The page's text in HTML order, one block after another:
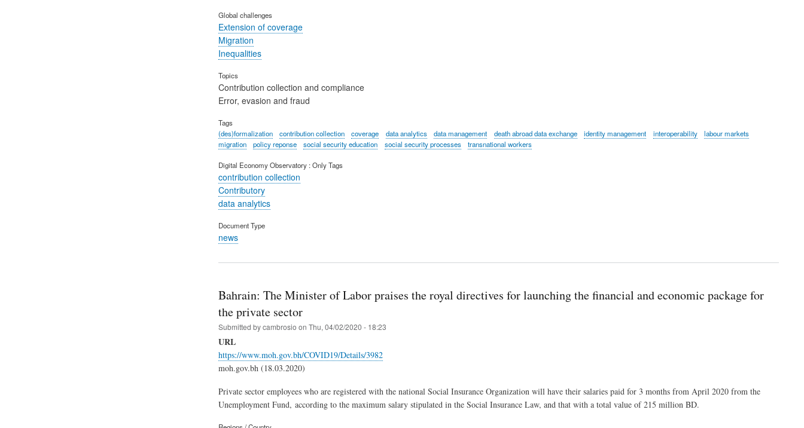
Global challenges
Extension of coverage
Migration
Inequalities
Topics
Contribution collection and compliance
Error, evasion and fraud
Tags
(des)formalization
contribution collection coverage data analytics data management death abroad data exchange identity management interoperability
labour markets
migration
policy reponse social security education social security processes transnational workers
Digital Economy Observatory : Only Tags
contribution collection
Contributory
data analytics
Document Type
news
Bahrain: The Minister of Labor praises the royal directives for launching the financial and economic package for
the private sector
Submitted bycambrosio on Thu, 04/02/2020 - 18:23
URL
https://www.moh.gov.bh/COVID19/Details/3982
moh.gov.bh (18.03.2020)
Private sector employees who are registered with the national Social Insurance Organization will have their salaries paid for 3 months from April 2020 from the
Unemployment Fund, according to the maximum salary stipulated in the Social Insurance Law, and that with a total value of 215 million BD.